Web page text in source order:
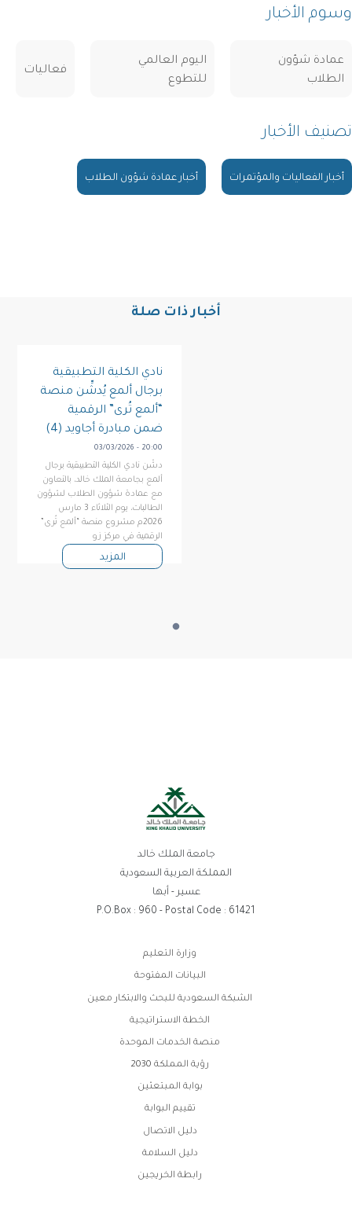
وسوم الأخبار
عمادة شؤون
الطلاب
اليوم العالمي
للتطوع
فعاليات
تصنيف الأخبار
أخبار الفعاليات والمؤتمرات أخبار عمادة شؤون الطلاب
أخبار ذات صلة
نادي الكلية التطبيقية
برجال ألمع يُدشِّن منصة
“ألمع تُرى” الرقمية
ضمن مبادرة أجاويد (4)
03/03/2026 - 20:00
دشّن نادي الكلية التطبيقية برجال
ألمع بجامعة الملك خالد، بالتعاون
مع عمادة شؤون الطلاب لشؤون
الطالبات، يوم الثلاثاء 3 مارس
2026م مشروع منصة “ألمع تُرى”
الرقمية في مركز زو
المزيد
جامعة الملك خالد
المملكة العربية السعودية
عسير - أبها
P.O.Box : 960 - Postal Code : 61421
وزارة التعليم
البيانات المفتوحة
الشبكة السعودية للبحث والابتكار معين
الخطة الاستراتيجية
منصة الخدمات الموحدة
رؤية المملكة 2030
بوابة المبتعثين
تقييم البوابة
دليل الاتصال
دليل السلامة
رابطة الخريجين